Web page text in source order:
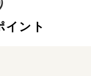
イント